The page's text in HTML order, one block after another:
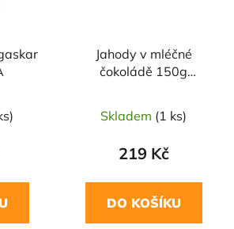
Jahody v mléčné
čokoládě 150g
Skladem (1 ks)
219 Kč
DO KOŠÍKU